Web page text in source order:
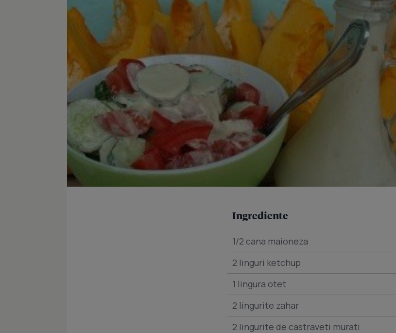
Ingrediente
1/2 cana maioneza
2 linguri ketchup
1 lingura otet
2 lingurite zahar
2 lingurite de castraveti murati